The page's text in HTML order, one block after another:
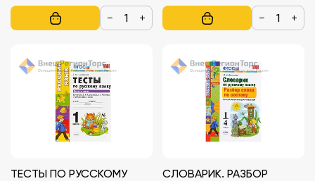
− + − +
ТЕСТЫ ПО РУССКОМУ
СЛОВАРИК. РАЗБОР